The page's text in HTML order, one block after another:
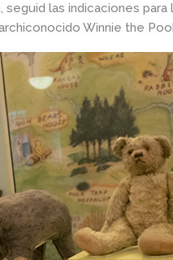
seguid las indicaciones para
Winnie the